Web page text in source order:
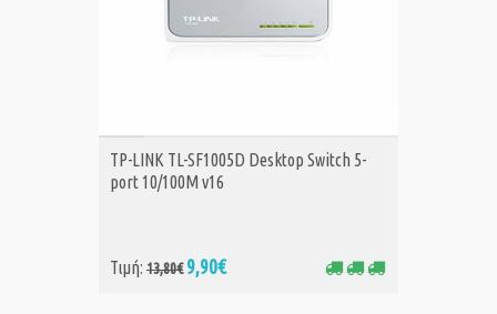
ΑΓΟΡΑ
TP-LINK TL-SF1005D Desktop Switch 5-
port 10/100M v16
Τιμή: 13,80€ 9,90€